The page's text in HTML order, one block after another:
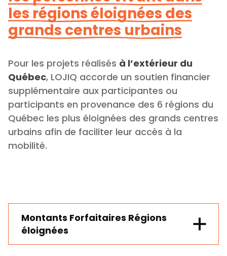
les régions éloignées des
grands centres urbains
Pour les projets réalisés à l’extérieur du
Québec, LOJIQ accorde un soutien financier
supplémentaire aux participantes ou
participants en provenance des 6 régions du
Québec les plus éloignées des grands centres
urbains afin de faciliter leur accès à la
mobilité.
Montants Forfaitaires Régions
éloignées